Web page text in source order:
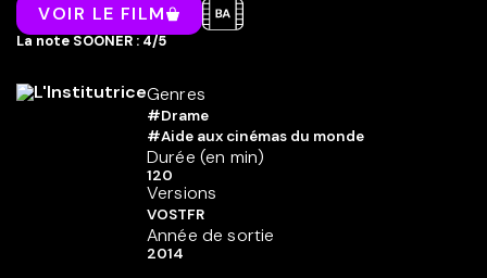
VOIR LE FILM
La note SOONER : 4/5
Genres
#Drame
#Aide aux cinémas du monde
Durée (en min)
120
Versions
VOSTFR
Année de sortie
2014